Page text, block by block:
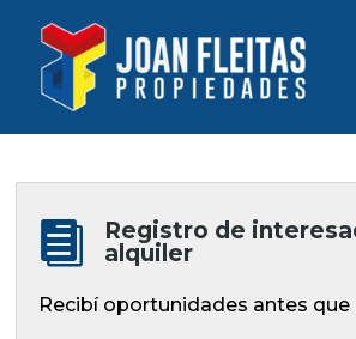

Registro de
alquiler
Recibí oportunidades antes que